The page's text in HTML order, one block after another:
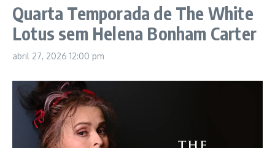
Quarta Temporada de The White
Lotus sem Helena Bonham Carter
abril 27, 2026 12:00 pm